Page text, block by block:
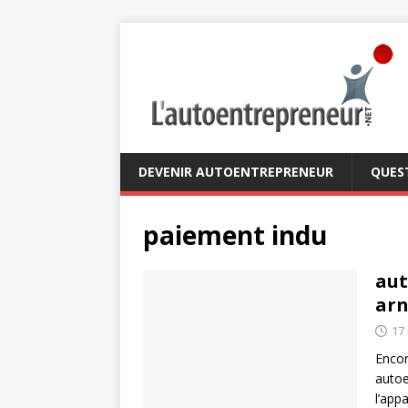
DEVENIR AUTOENTREPRENEUR
paiement indu